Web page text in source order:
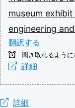
museum exhibit
engineering and
翻訳する
聞き取れるように
詳細
詳細